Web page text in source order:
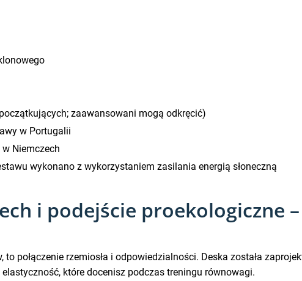
zaawansowani mogą odkręcić)
w Portugalii
Niemczech
wykonano z wykorzystaniem zasilania energią słoneczną
i podejście proekologiczne –
to połączenie rzemiosła i odpowiedzialności. Deska została
które docenisz podczas treningu równowagi.